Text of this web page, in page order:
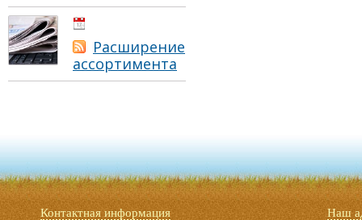
Расширение
ассортимента
Контактная информация Наш